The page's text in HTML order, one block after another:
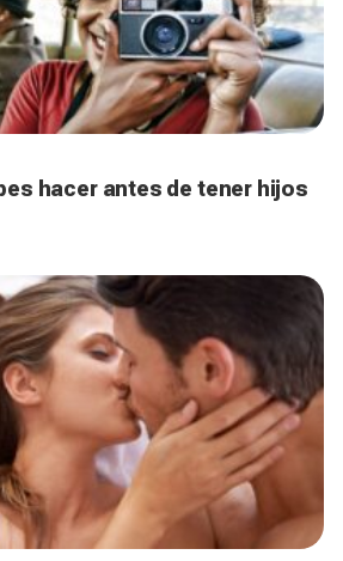
hacer antes de tener hijos